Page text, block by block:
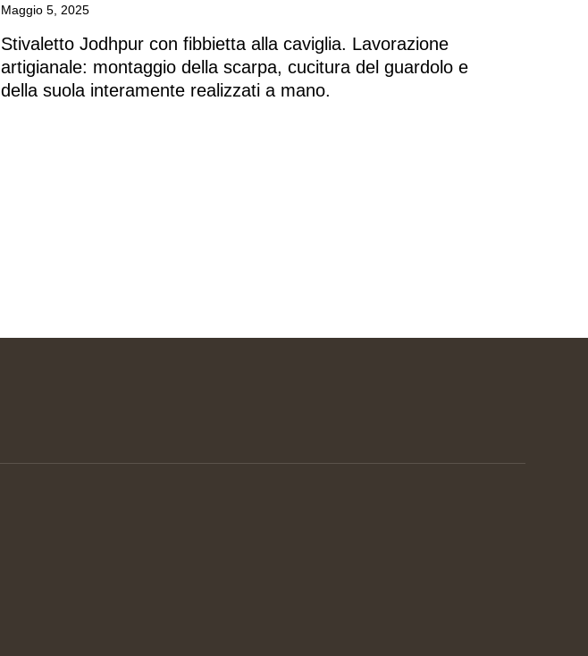
Maggio 5, 2025
Stivaletto Jodhpur con fibbietta alla caviglia. Lavorazione
artigianale: montaggio della scarpa, cucitura del guardolo e
della suola interamente realizzati a mano.